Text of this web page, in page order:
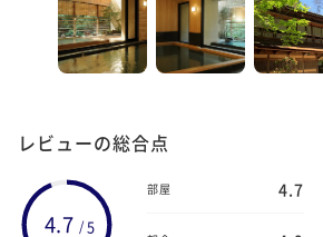
レビューの総合点
4.7 / 5
部屋 4.7